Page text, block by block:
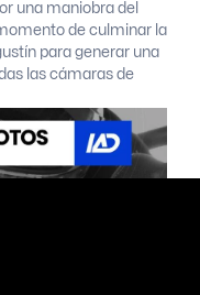
una maniobra del
de culminar la
para generar una
las cámaras de